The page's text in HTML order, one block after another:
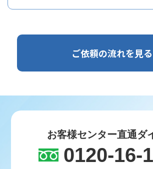
ご依頼の流れを見る
お客様センター直通ダ
0120-16-